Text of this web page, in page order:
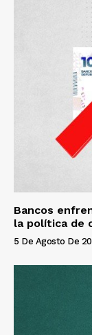
Bancos
la política de
5 De Agosto De